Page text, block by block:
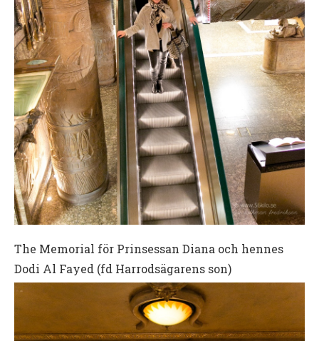
The Memorial för Prinsessan Diana och hennes
Dodi Al Fayed (fd Harrodsägarens son)